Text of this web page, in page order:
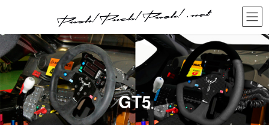
ン
ツ
へ
ス
キ
ッ
プ
ー
シ
ョ
ン
に
移
動
GT5